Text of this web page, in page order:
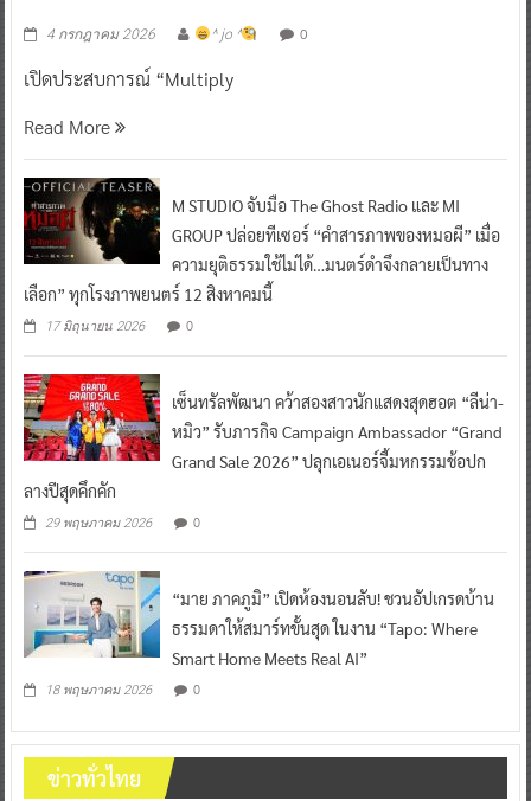
4 กรกฎาคม 2026 ^ jo ^ 0
เปิดประสบการณ์ “Multiply
Read More
M STUDIO จับมือ The Ghost Radio และ MI
GROUP ปล่อยทีเซอร์ “คำสารภาพของหมอผี” เมื่อ
ความยุติธรรมใช้ไม่ได้…มนตร์ดำจึงกลายเป็นทาง
เลือก” ทุกโรงภาพยนตร์ 12 สิงหาคมนี้
17 มิถุนายน 2026 0
เซ็นทรัลพัฒนา คว้าสองสาวนักแสดงสุดฮอต “ลีน่า-
หมิว” รับภารกิจ Campaign Ambassador “Grand
Grand Sale 2026” ปลุกเอเนอร์จี้มหกรรมช้อปก
ลางปีสุดคึกคัก
29 พฤษภาคม 2026 0
“มาย ภาคภูมิ” เปิดห้องนอนลับ! ชวนอัปเกรดบ้าน
ธรรมดาให้สมาร์ทขั้นสุด ในงาน “Tapo: Where
Smart Home Meets Real AI”
18 พฤษภาคม 2026 0
ข่าวทั่วไทย